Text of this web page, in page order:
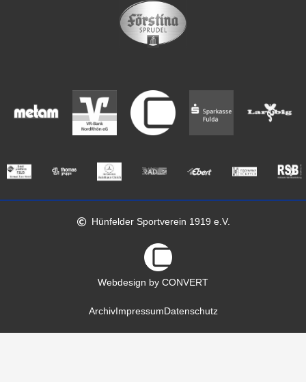
Hünfelder Sportverein 1919 e.V.
Webdesign by CONVERT
ArchivImpressum Datenschutz